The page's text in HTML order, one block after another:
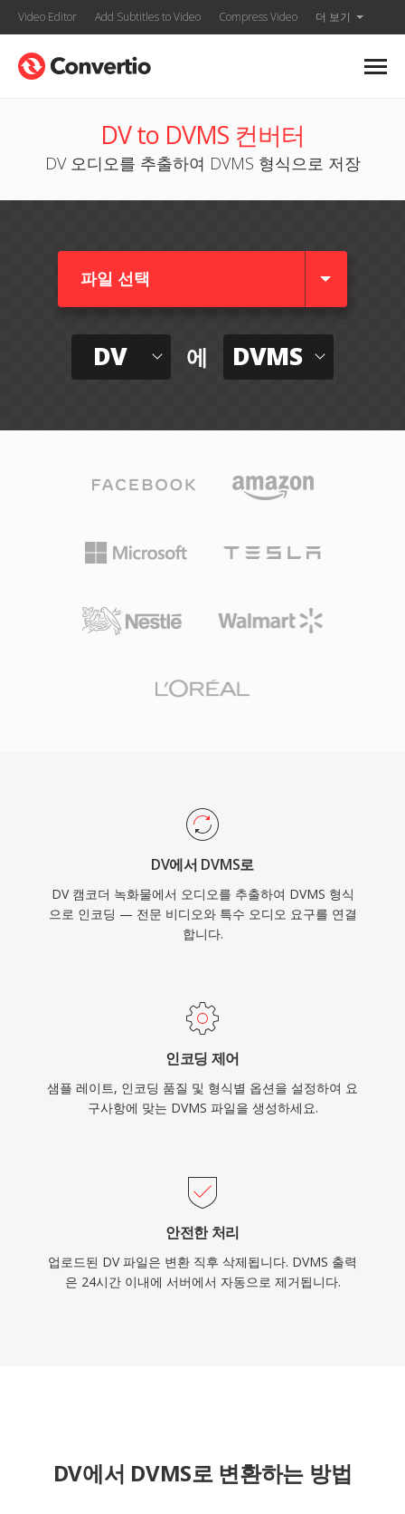
Video Editor Add Subtitles to Video Compress Video 더 보기
DV to DVMS 컨버터
DV 오디오를 추출하여 DVMS 형식으로 저장
파일 선택
DV 에 DVMS
DV에서 DVMS로
DV 캠코더 녹화물에서 오디오를 추출하여 DVMS 형식
으로 인코딩 — 전문 비디오와 특수 오디오 요구를 연결
합니다.
인코딩 제어
샘플 레이트, 인코딩 품질 및 형식별 옵션을 설정하여 요
구사항에 맞는 DVMS 파일을 생성하세요.
안전한 처리
업로드된 DV 파일은 변환 직후 삭제됩니다. DVMS 출력
은 24시간 이내에 서버에서 자동으로 제거됩니다.
DV에서 DVMS로 변환하는 방법